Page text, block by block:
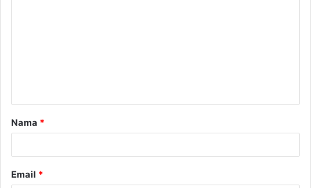
Nama *
Email *